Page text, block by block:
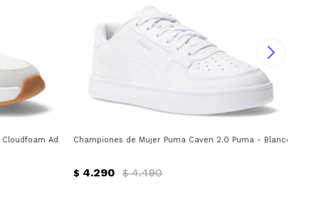
Adidas - Blanco - Gris
Championes de Mujer Puma Caven 2.0 Puma - Blanco
$ 4.290 $ 4.490